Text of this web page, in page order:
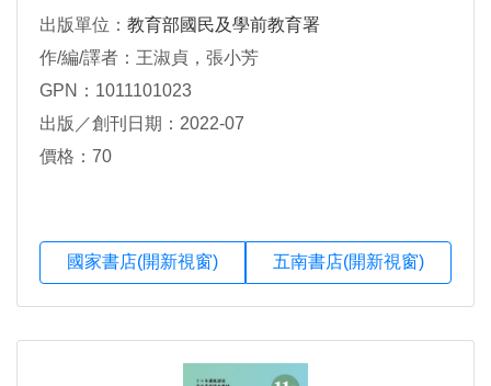
出版單位： 教育部國民及學前教育署
作/編/譯者：王淑貞，張小芳
GPN：1011101023
出版／創刊日期：2022-07
價格：70
國家書店(開新視窗) 五南書店(開新視窗)